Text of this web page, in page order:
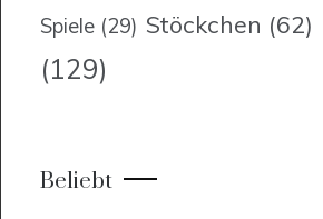
Spiele (29) Stöckchen (62)
(129)
Beliebt